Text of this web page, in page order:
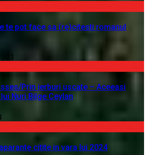
te pot face sa (re)citesti romanul
Prin ierburi uscate – Aceeasi
Nuri Bilge Ceylan
citite in vara lui 2024